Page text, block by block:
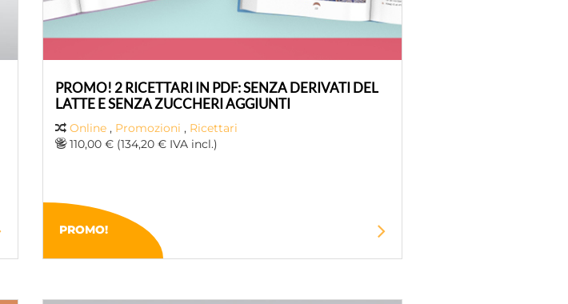
PROMO! 2 RICETTARI IN PDF: SENZA DERIVATI ​​DEL
LATTE E SENZA ZUCCHERI AGGIUNTI
Online , Promozioni , Ricettari
110,00 € (134,20 € IVA incl.)
PROMO!